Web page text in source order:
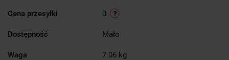
Cena przesyłki 0
Dostępność Mało
Waga 7.06 kg